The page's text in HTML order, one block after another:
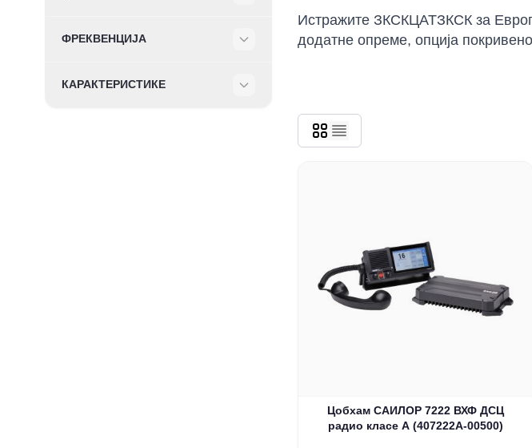
ФРЕКВЕНЦИЈА
КАРАКТЕРИСТИКЕ
Истражите ЗКСКЦАТЗКСК за
додатне опреме, опција
Цобхам САИЛОР 7222 ВХФ ДСЦ
радио класе А (407222А-00500)